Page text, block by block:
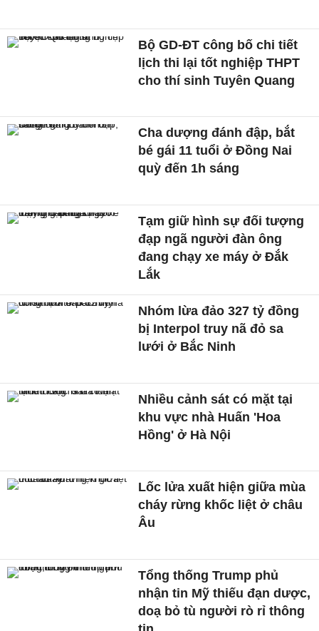
Bộ GD-ĐT công bố chi tiết
lịch thi lại tốt nghiệp THPT
cho thí sinh Tuyên Quang
Cha dượng đánh đập, bắt
bé gái 11 tuổi ở Đồng Nai
quỳ đến 1h sáng
Tạm giữ hình sự đối tượng
đạp ngã người đàn ông
đang chạy xe máy ở Đắk
Lắk
Nhóm lừa đảo 327 tỷ đồng
bị Interpol truy nã đỏ sa
lưới ở Bắc Ninh
Nhiều cảnh sát có mặt tại
khu vực nhà Huấn 'Hoa
Hồng' ở Hà Nội
Lốc lửa xuất hiện giữa mùa
cháy rừng khốc liệt ở châu
Âu
Tổng thống Trump phủ
nhận tin Mỹ thiếu đạn dược,
doạ bỏ tù người rò rỉ thông